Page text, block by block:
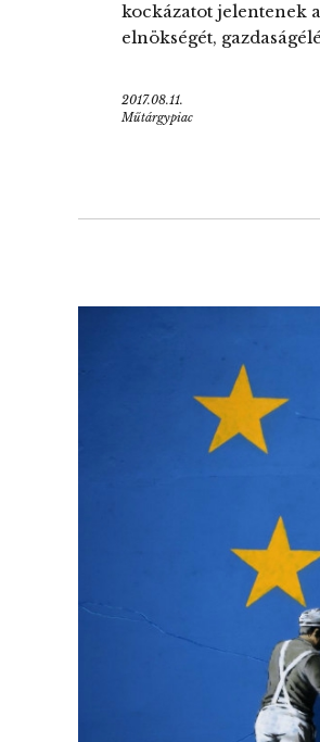
kockázatot jelentenek
elnökségét,
2017.08.11.
Műtárgypiac